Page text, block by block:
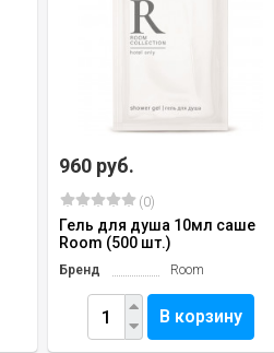
960 руб.
(0)
Гель для душа 10мл саше
Room (500 шт.)
Бренд Room
В корзину